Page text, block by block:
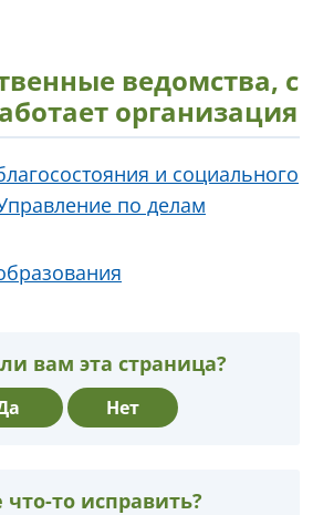
ведомства, с
организация
и социального
по делам
вам эта страница?
Нет
что-то исправить?